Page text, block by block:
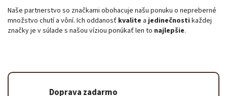
Naše partnerstvo so značkami obohacuje našu ponuku o nepreberné
množstvo chutí a vôní. Ich oddanosť kvalite a jedinečnosti každej
značky je v súlade s našou víziou ponúkať len to najlepšie.
Doprava zadarmo